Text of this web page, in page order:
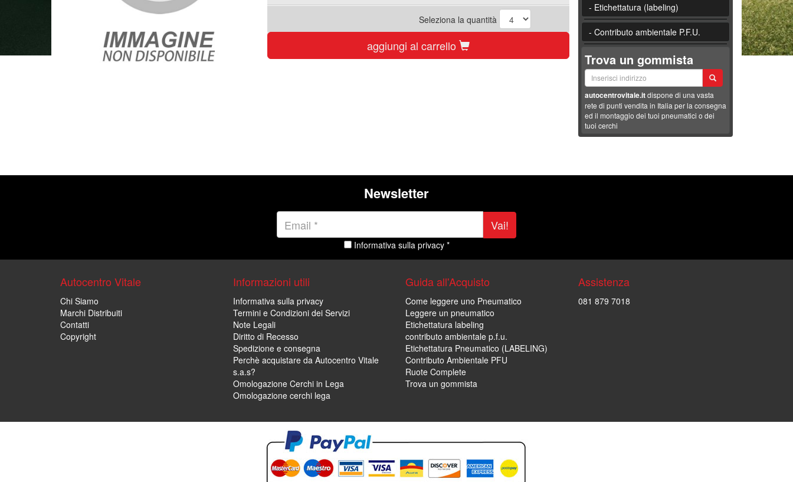
Seleziona la quantità
aggiungi al carrello
- Etichettatura (labeling)
- Contributo ambientale P.F.U.
Trova un gommista
autocentrovitale.itdispone di una vasta
rete di punti vendita in Italia per la consegna
ed il montaggio dei tuoi pneumatici o dei
tuoi cerchi
Newsletter
Vai!
Informativa sulla privacy *
Autocentro Vitale
Chi Siamo
Marchi Distribuiti
Contatti
Copyright
Informazioni utili
Informativa sulla privacy
Termini e Condizioni dei Servizi
Note Legali
Diritto di Recesso
Spedizione e consegna
Perchè acquistare da Autocentro Vitale
s.a.s?
Omologazione Cerchi in Lega
Omologazione cerchi lega
Guida all'Acquisto
Come leggere uno Pneumatico
Leggere un pneumatico
Etichettatura labeling
contributo ambientale p.f.u.
Etichettatura Pneumatico (LABELING)
Contributo Ambientale PFU
Ruote Complete
Trova un gommista
Assistenza
081 879 7018